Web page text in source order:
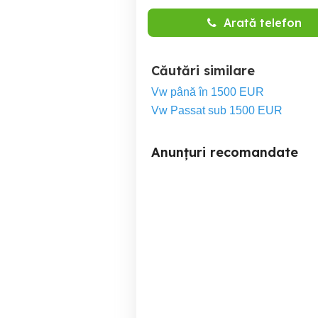
Arată telefon
Căutări similare
Vw până în 1500 EUR
Vw Passat sub 1500 EUR
Anunțuri recomandate